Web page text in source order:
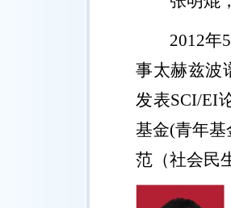
2012年5
事太赫兹波
发表SCI/EI
基金(青年基
范（社会民